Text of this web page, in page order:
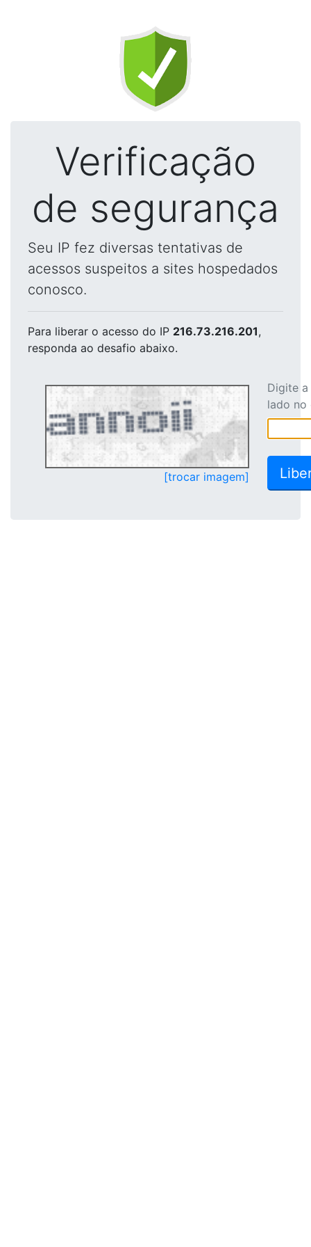
Verificação
de segurança
Seu IP fez diversas tentativas de
acessos suspeitos a sites hospedados
conosco.
Para liberar o acesso do IP 216.73.216.201,
responda ao desafio abaixo.
[trocar imagem]
Digite
lado no